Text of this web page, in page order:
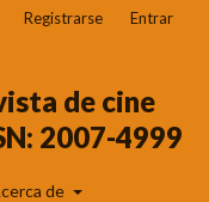
de cine
2007-4999
de
Registrarse Entrar